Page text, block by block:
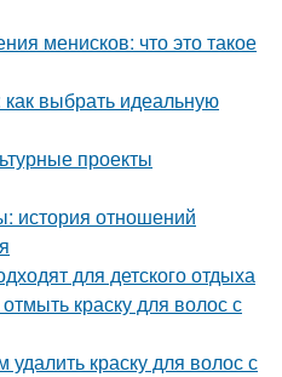
менисков: что это такое
как выбрать идеальную
проекты
история отношений
для детского отдыха
краску для волос с
краску для волос с